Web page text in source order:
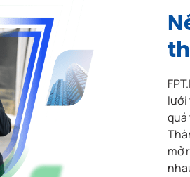
lưới
quá
mở